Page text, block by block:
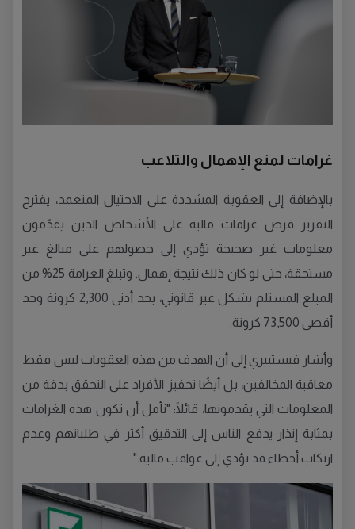
غرامات لمنع الإهمال والتلاعب
بالإضافة إلى العقوبة المشددة على الاحتيال المتعمد، يقترح
التقرير فرض غرامات مالية على الأشخاص الذين يقدّمون
معلومات غير صحيحة تؤدي إلى حصولهم على مبالغ غير
مستحقة، حتى لو كان ذلك نتيجة إهمال. وتبلغ الغرامة 25% من
المبلغ المستلم بشكل غير قانوني، بحد أدنى 2,300 كرونة وحد
أقصى 73,500 كرونة.
وأشار فيستبيري إلى أن الهدف من هذه العقوبات ليس فقط
معاقبة المخالفين، بل أيضًا تحفيز الأفراد على التحقق بدقة من
المعلومات التي يقدمونها، قائلًا: "نأمل أن تكون هذه الغرامات
بمثابة إنذار يدفع الناس إلى التدقيق أكثر في طلباتهم وعدم
ارتكاب أخطاء قد تؤدي إلى عواقب مالية."